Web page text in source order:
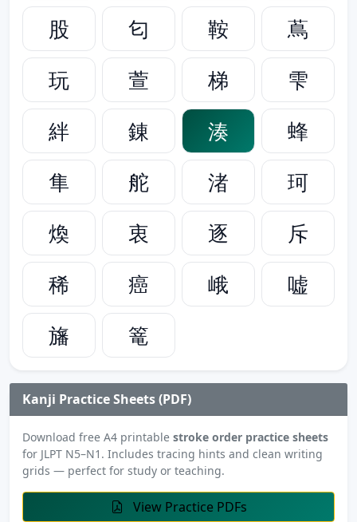
股
匂 鞍
蔦
玩
萱 梯
雫
絆
錬 湊
蜂
隼
舵 渚
珂
煥
衷 逐
斥
稀
癌 峨
嘘
旛
篭
Kanji Practice Sheets (PDF)
Download free A4 printable stroke order practice sheets
for JLPT N5–N1. Includes tracing hints and clean writing
grids — perfect for study or teaching.
View Practice PDFs